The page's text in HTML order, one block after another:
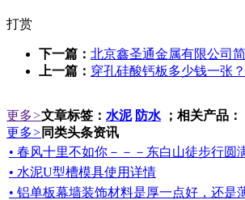
打赏
下一篇： 北京鑫圣通金属有限公司
上一篇： 穿孔硅酸钙板多少钱一张？
更多>文章标签： 水泥 防水 ；相关产品：
更多> 同类头条资讯
• 春风十里不如你－－－东白山徒步行圆
• 水泥U型槽模具使用详情
• 铝单板幕墙装饰材料是厚一点好，还是